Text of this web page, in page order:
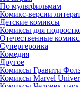
По мультфильмам
Комикс-версии
Детские комиксы
Комиксы для
Отечественные
Супергероика
Комедия
Другое
Комиксы Гравити
Комиксы Marvel